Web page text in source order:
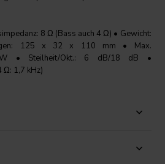
8 Ω (Bass auch 4 Ω) • Gewicht:
125 x 32 x 110 mm • Max.
W • Steilheit/Okt.: 6 dB/18 dB •
Ω: 1,7 kHz)